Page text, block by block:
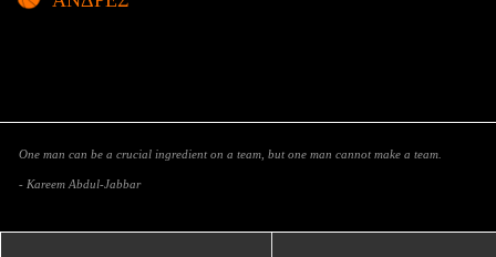
One man can be a crucial ingredient on a team, but one man cannot make a team.
- Kareem Abdul-Jabbar